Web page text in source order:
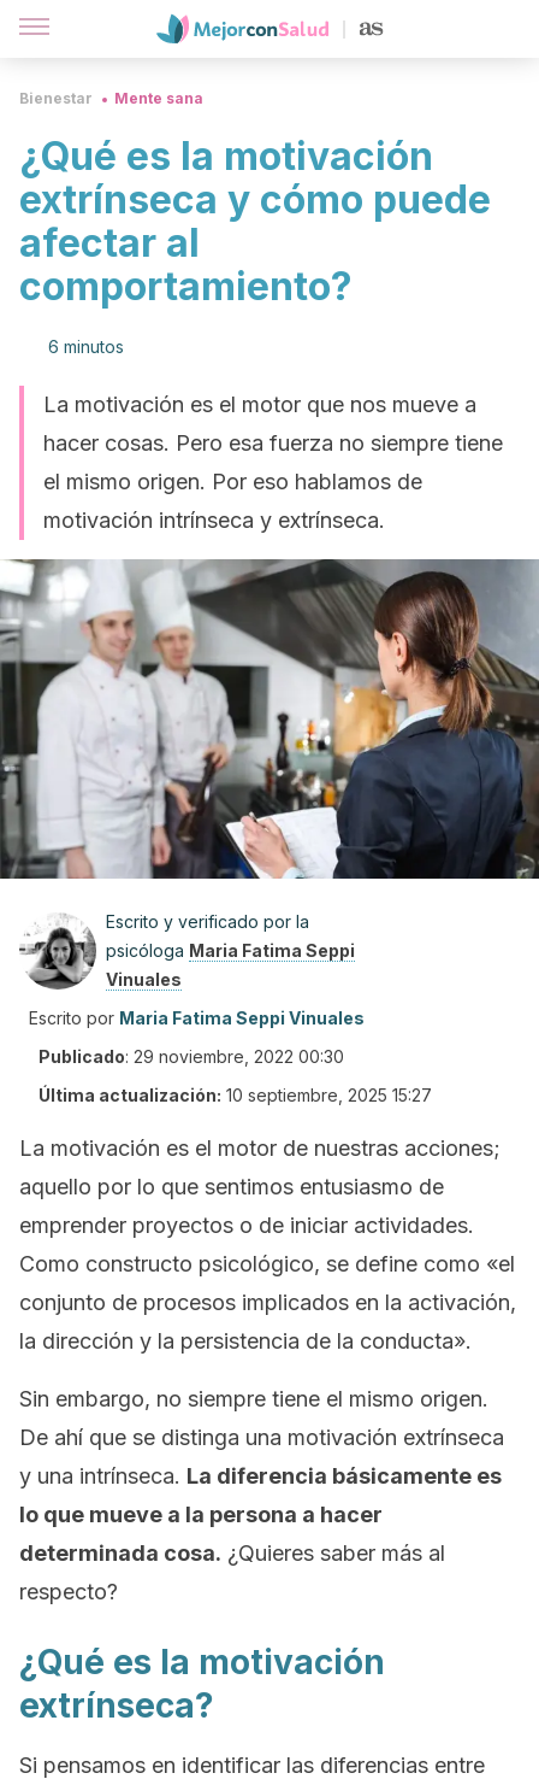
Bienestar Mente sana
¿Qué es la motivación
extrínseca y cómo puede
afectar al
comportamiento?
6 minutos
La motivación es el motor que nos mueve a
hacer cosas. Pero esa fuerza no siempre tiene
el mismo origen. Por eso hablamos de
motivación intrínseca y extrínseca.
Escrito y verificado por la
psicóloga Maria Fatima Seppi
Vinuales
Escrito por Maria Fatima Seppi Vinuales
Publicado: 29 noviembre, 2022 00:30
Última actualización: 10 septiembre, 2025 15:27
La motivación es el motor de nuestras acciones;
aquello por lo que sentimos entusiasmo de
emprender proyectos o de iniciar actividades.
Como constructo psicológico, se define como «el
conjunto de procesos implicados en la activación,
la dirección y la persistencia de la conducta».
Sin embargo, no siempre tiene el mismo origen.
De ahí que se distinga una motivación extrínseca
y una intrínseca. La diferencia básicamente es
lo que mueve a la persona a hacer
determinada cosa. ¿Quieres saber más al
respecto?
¿Qué es la motivación
extrínseca?
Si pensamos en identificar las diferencias entre